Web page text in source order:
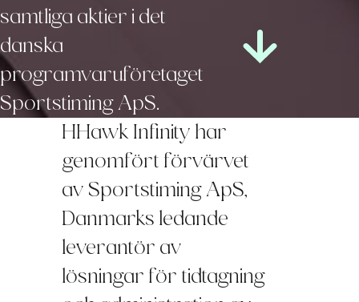
samtliga aktier i det
danska
programvaruföretaget
Sportstiming ApS.
HHawk Infinity har
genomfört förvärvet
av Sportstiming ApS,
Danmarks ledande
leverantör av
lösningar för tidtagning